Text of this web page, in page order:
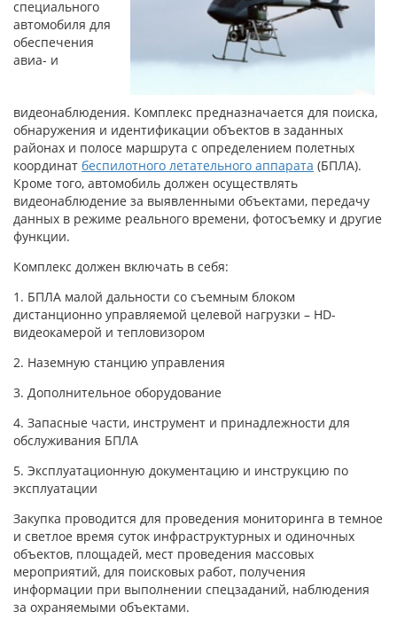
специального
автомобиля для
обеспечения
авиа- и
видеонаблюдения. Комплекс предназначается для поиска,
обнаружения и идентификации объектов в заданных
районах и полосе маршрута с определением полетных
координат беспилотного летательного аппарата (БПЛА).
Кроме того, автомобиль должен осуществлять
видеонаблюдение за выявленными объектами, передачу
данных в режиме реального времени, фотосъемку и другие
функции.
Комплекс должен включать в себя:
1. БПЛА малой дальности со съемным блоком
дистанционно управляемой целевой нагрузки – HD-
видеокамерой и тепловизором
2. Наземную станцию управления
3. Дополнительное оборудование
4. Запасные части, инструмент и принадлежности для
обслуживания БПЛА
5. Эксплуатационную документацию и инструкцию по
эксплуатации
Закупка проводится для проведения мониторинга в темное
и светлое время суток инфраструктурных и одиночных
объектов, площадей, мест проведения массовых
мероприятий, для поисковых работ, получения
информации при выполнении спецзаданий, наблюдения
за охраняемыми объектами.